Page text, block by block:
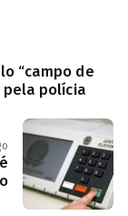
“campo de
pela polícia